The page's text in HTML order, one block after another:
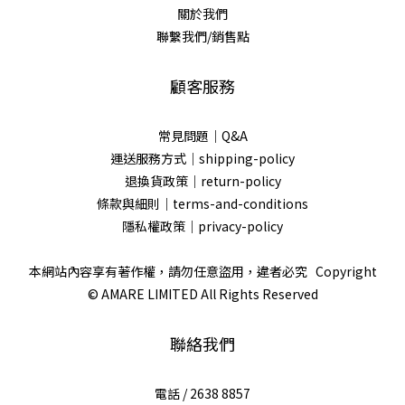
關於我們
聯繫我們/銷售點
顧客服務
常見問題｜Q&A
運送服務方式｜shipping-policy
退換貨政策｜return-policy
條款與細則｜terms-and-conditions
隱私權政策｜privacy-policy
本網站內容享有著作權，請勿任意盜用，違者必究 Copyright
© AMARE LIMITED All Rights Reserved
聯絡我們
電話 / 2638 8857